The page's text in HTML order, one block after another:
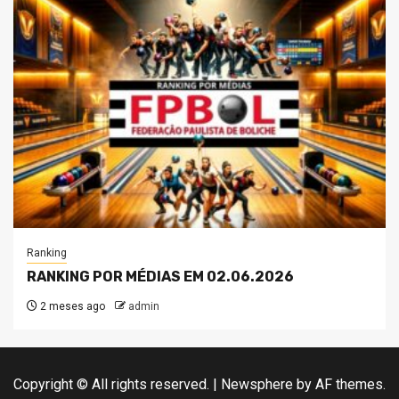
Ranking
RANKING POR MÉDIAS EM 02.06.2026
2 meses ago admin
Copyright © All rights reserved. | Newsphere by AF themes.